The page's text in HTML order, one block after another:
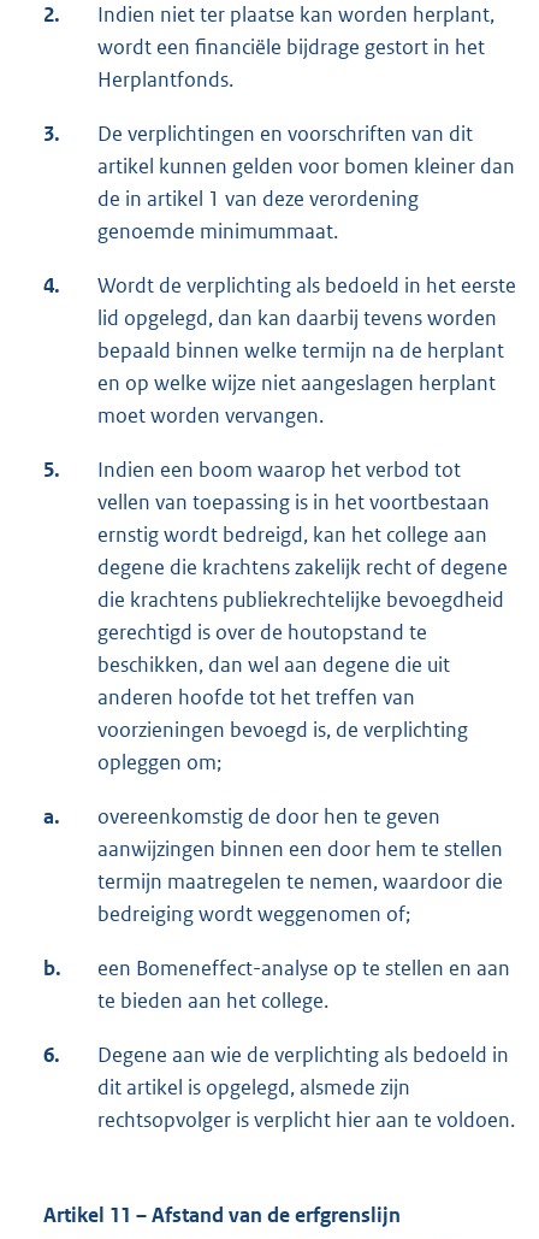
2.
Indien niet ter plaatse kan worden herplant,
wordt een financiële bijdrage gestort in het
Herplantfonds.
3.
De verplichtingen en voorschriften van dit
artikel kunnen gelden voor bomen kleiner dan
de in artikel 1 van deze verordening
genoemde minimummaat.
4.
Wordt de verplichting als bedoeld in het eerste
lid opgelegd, dan kan daarbij tevens worden
bepaald binnen welke termijn na de herplant
en op welke wijze niet aangeslagen herplant
moet worden vervangen.
5.
Indien een boom waarop het verbod tot
vellen van toepassing is in het voortbestaan
ernstig wordt bedreigd, kan het college aan
degene die krachtens zakelijk recht of degene
die krachtens publiekrechtelijke bevoegdheid
gerechtigd is over de houtopstand te
beschikken, dan wel aan degene die uit
anderen hoofde tot het treffen van
voorzieningen bevoegd is, de verplichting
opleggen om;
a.
overeenkomstig de door hen te geven
aanwijzingen binnen een door hem te stellen
termijn maatregelen te nemen, waardoor die
bedreiging wordt weggenomen of;
b.
een Bomeneffect-analyse op te stellen en aan
te bieden aan het college.
6.
Degene aan wie de verplichting als bedoeld in
dit artikel is opgelegd, alsmede zijn
rechtsopvolger is verplicht hier aan te voldoen.
Artikel 11 – Afstand van de erfgrenslijn